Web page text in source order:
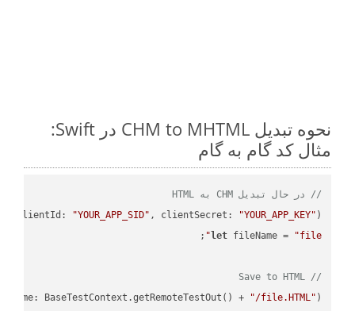
نحوه تبدیل CHM to MHTML در Swift:
مثال کد گام به گام
// در حال تبدیل CHM به HTML
clientId: "YOUR_APP_SID" , clientSecret: "YOUR_APP_KEY" )
let fileName = "file"
// Save to HTML
BaseTestContext.getRemoteTestOut() +
"/file.HTML" );